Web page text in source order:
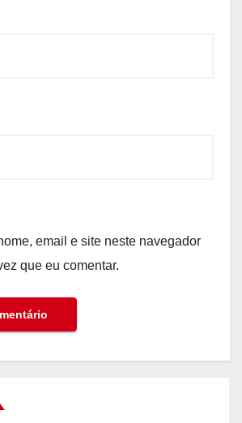
email e site neste navegador
que eu comentar.